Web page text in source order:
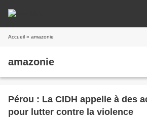
Accueil » amazonie
amazonie
Pérou : La CIDH appelle à des
pour lutter contre la violence